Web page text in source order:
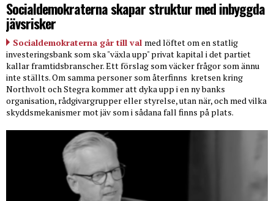
Socialdemokraterna skapar struktur med inbyggda
jävsrisker
Socialdemokraterna går till val med löftet om en statlig
investeringsbank som ska "växla upp" privat kapital i det partiet
kallar framtidsbranscher. Ett förslag som väcker frågor som ännu
inte ställts. Om samma personer som återfinns kretsen kring
Northvolt och Stegra kommer att dyka upp i en ny banks
organisation, rådgivargrupper eller styrelse, utan när, och med vilka
skyddsmekanismer mot jäv som i sådana fall finns på plats.